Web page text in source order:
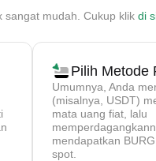
sangat mudah. Cukup klik di
Pilih Metode
Umumnya, Anda
(misalnya, USDT)
mata uang fiat, lalu
mendapatkan
spot.